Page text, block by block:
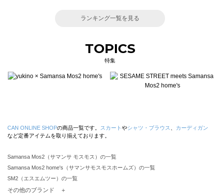
ランキング一覧を見る
TOPICS
特集
CAN ONLINE SHOPの商品一覧です。 スカート やシャツ・ブラウス
カーディガン
など定番アイテムを取り揃えております。
Samansa Mos2（サマンサ モスモス）の一覧
Samansa Mos2 home's（サマンサモスモスホームズ）の一覧
SM2（エスエムツー）の一覧
TSUHARU by Samansa Mos2（ツハルバイサマンサモスモス）の一覧
その他のブランド ＋